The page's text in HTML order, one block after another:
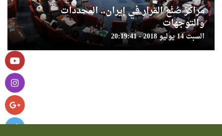
مراكز صُنْع القرار في إيران.. المحددات
والتوجهات
السبت 14 يوليو 2018 - 20:19:41